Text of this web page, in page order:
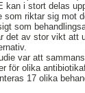
kan i stort delas
som riktar sig mot
som
det av stor vikt att
var att
för olika
17 olika